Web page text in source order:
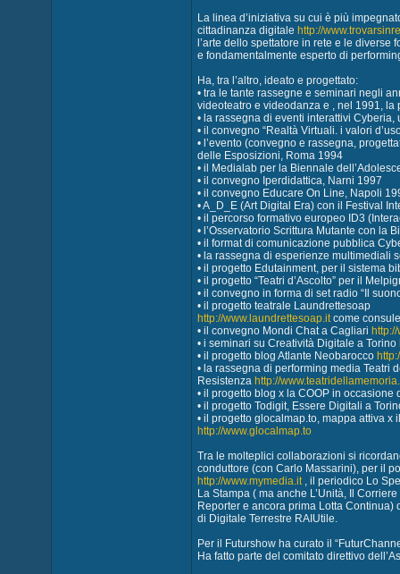
La linea d’iniziativa su cui è più
cittadinanza digitale http://
l’arte dello spettatore in rete e le
e fondamentalmente esperto di
Ha, tra l’altro, ideato e progettato:
• tra le tante rassegne e seminari negli
videoteatro e videodanza e , nel 1991,
• la rassegna di eventi interattivi
• il convegno “Realtà Virtuali. i valori
• l’evento (convegno e rassegna,
delle Esposizioni, Roma 1994
• il Medialab per la Biennale
• il convegno Iperdidattica, Narni 1997
• il convegno Educare On Line, Napoli
• A_D_E (Art Digital Era) con il Festival
• il percorso formativo europeo ID3
• l’Osservatorio Scrittura Mutante con la
• il format di comunicazione pubblica
• la rassegna di esperienze multimediali
• il progetto Edutainment, per il sistema
• il progetto “Teatri d’Ascolto” per il
• il convegno in forma di set radio “Il
• il progetto teatrale Laundrettesoap
http://www.laundrettesoap.itcome
• il convegno Mondi Chat a Cagliari
• i seminari su Creatività Digitale a Torino
• il progetto blog Atlante Neobarocco
• la rassegna di performing media Teatri
Resistenza http://
• il progetto blog x la COOP in
• il progetto Todigit, Essere Digitali a
• il progetto glocalmap.to, mappa attiva
http://www.glocalmap.to
Tra le molteplici collaborazioni si
conduttore (con Carlo Massarini), per il
http://www.mymedia.it, il periodico Lo
La Stampa ( ma anche L’Unità, Il
Reporter e ancora prima Lotta
di Digitale Terrestre RAIUtile.
Per il Futurshow ha curato il
Ha fatto parte del comitato direttivo